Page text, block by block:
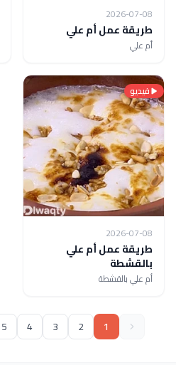
2026-07-08
طريقة عمل أم علي
أم علي
فيديو
2026-07-08
طريقة عمل أم علي
بالقشطة
أم علي بالقشطة
1
2
3
4
5